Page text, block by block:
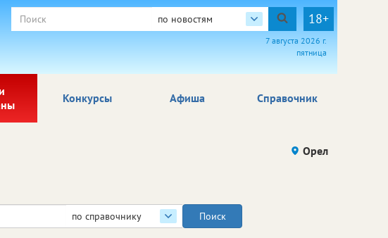
по новостям 18+
7 августа 2026 г.
пятница
Афиша Справочник
Конкурсы
Орел
по справочнику